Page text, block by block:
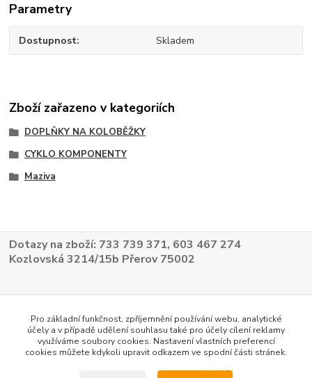
Parametry
Dostupnost Skladem
Zboží zařazeno v kategoriích
DOPLŇKY NA KOLOBĚŽKY
CYKLO KOMPONENTY
Maziva
Dotazy na zboží: 733 739 371, 603 467 274
Kozlovská 3214/15b Přerov 75002
Pro základní funkčnost, zpříjemnění používání webu, analytické
účely a v případě udělení souhlasu také pro účely cílení reklamy
využíváme soubory cookies. Nastavení vlastních preferencí
cookies můžete kdykoli upravit odkazem ve spodní části stránek.